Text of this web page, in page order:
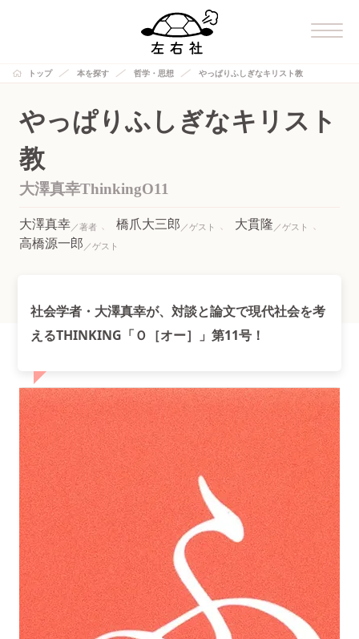
トップ 本を探す 哲学・思想 やっぱりふしぎなキリスト教
やっぱりふしぎなキリスト
教
大澤真幸ThinkingO11
大澤真幸 橋爪大三郎
大貫隆
高橋源一郎
社会学者・大澤真幸が、対談と論文で現代社会を考
えるTHINKING「Ｏ［オー］」第11号！